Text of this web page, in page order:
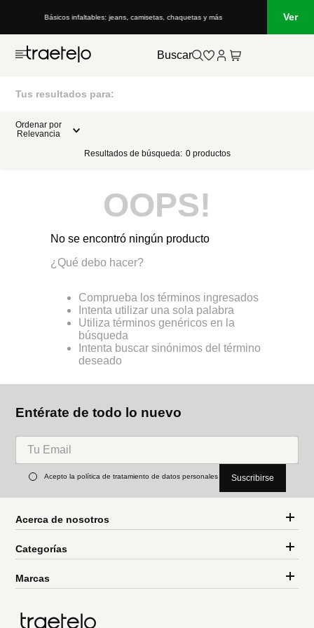
Básicos infaltables: jeans, camisetas, chaquetas y más Ver
Buscar
Tus resultados para:
Ordenar por
Relevancia
Resultados de búsqueda: 0 productos
OOPS!
No se encontró ningún producto
¿Qué debo hacer?
Comprueba los términos ingresados
Intenta utilizar una sola palabra
Utiliza términos genéricos en la
búsqueda
Intenta buscar sinónimos del término
deseado
Entérate de todo lo nuevo
Acepto la política de tratamiento de datos personales Suscribirse
Acerca de nosotros
Categorías
Marcas